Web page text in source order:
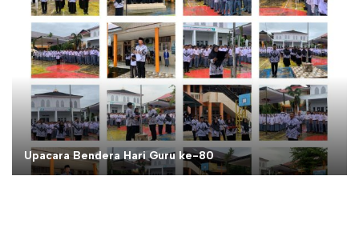
Upacara Bendera Hari Guru ke-80